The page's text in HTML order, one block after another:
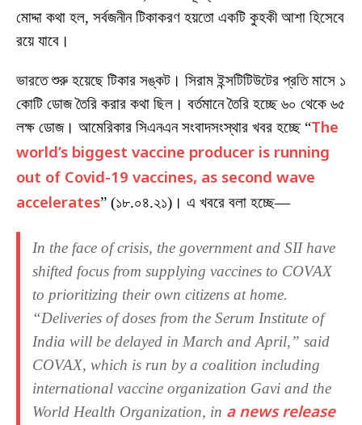
মোদ্দা কথা হল, সর্বজনীন টিকাকরণ হয়তো একটি কুহকী আশা হিসেবে
রয়ে যাবে।
ভারতে শুরু হয়েছে টিকার সঙ্কট। সিরাম ইন্সটিটিউটের প্রতি মাসে ১
কোটি ডোজ তৈরি করার কথা ছিল। বর্তমানে তৈরি হচ্ছে ৬০ থেকে ৬৫
লক্ষ ডোজ। আমেরিকার সিএনএন সংবাদসংস্থার খবর হচ্ছে “The
world’s biggest vaccine producer is running
out of Covid-19 vaccines, as second wave
accelerates” (১৮.০৪.২১)। এ খবরে বলা হচ্ছে—
In the face of crisis, the government and SII have
shifted focus from supplying vaccines to COVAX
to prioritizing their own citizens at home.
“Deliveries of doses from the Serum Institute of
India will be delayed in March and April,” said
COVAX, which is run by a coalition including
international vaccine organization Gavi and the
World Health Organization, in a news release